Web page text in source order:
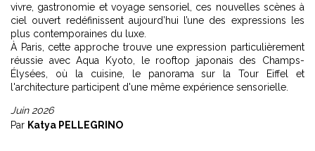
vivre, gastronomie et voyage sensoriel, ces nouvelles scènes à
ciel ouvert redéfinissent aujourd’hui l’une des expressions les
plus contemporaines du luxe.
À Paris, cette approche trouve une expression particulièrement
réussie avecAqua Kyoto, le rooftop japonais des Champs-
Élysées , où la cuisine, le panorama sur la Tour Eiffel et
l'architecture participent d'une même expérience sensorielle.
Juin 2026
Par Katya PELLEGRINO